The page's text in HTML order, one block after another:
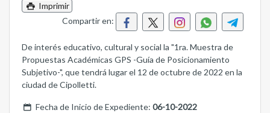
Imprimir
Compartir en:
De interés educativo, cultural y social la "1ra. Muestra de
Propuestas Académicas GPS -Guía de Posicionamiento
Subjetivo-", que tendrá lugar el 12 de octubre de 2022 en la
ciudad de Cipolletti.
Fecha de Inicio de Expediente: 06-10-2022